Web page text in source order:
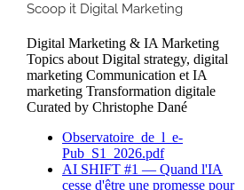
Scoop it Digital Marketing